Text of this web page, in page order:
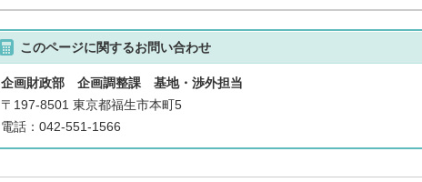
このページに関するお問い合わせ
企画財政部 企画調整課 基地・渉外担当
〒197-8501 東京都福生市本町5
電話：042-551-1566